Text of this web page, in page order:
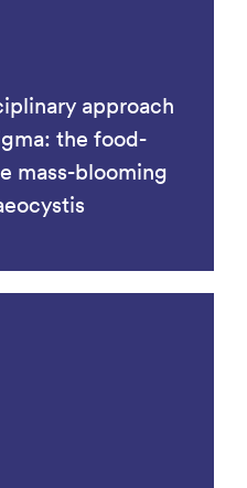
approach
the food-
mass-blooming